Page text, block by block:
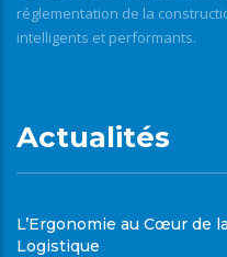
réglementation de la
intelligents et performants.
Actualités
L’Ergonomie au Cœur de
Logistique